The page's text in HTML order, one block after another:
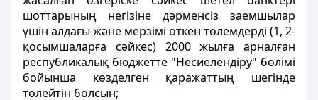
шоттарының негiзіне дәрменсiз заемшылар
үшiн алдағы және мерзiмi өткен төлемдердi (1, 2-
қосымшаларға сәйкес) 2000 жылға арналған
республикалық бюджетте "Несиелендiру" бөлiмi
бойынша көзделген қаражаттың шегiнде
төлейтiн болсын;